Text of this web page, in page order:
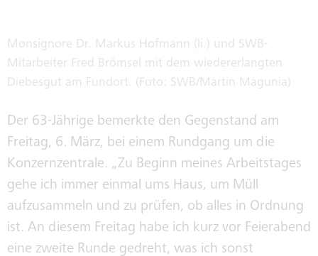
SORGFALTSPFLICHTEN IN
LIEFERKETTEN
NACHHALTIGKEITSREPORT
KLIMAWERKE
Monsignore Dr. Markus Hofmann (li.) und SWB-
Mitarbeiter Fred Brömsel mit dem wiedererlangten
Diebesgut am Fundort. (Foto: SWB/Martin Magunia)
Der 63-Jährige bemerkte den Gegenstand am
Freitag, 6. März, bei einem Rundgang um die
Konzernzentrale. „Zu Beginn meines Arbeitstages
gehe ich immer einmal ums Haus, um Müll
aufzusammeln und zu prüfen, ob alles in Ordnung
ist. An diesem Freitag habe ich kurz vor Feierabend
eine zweite Runde gedreht, was ich sonst